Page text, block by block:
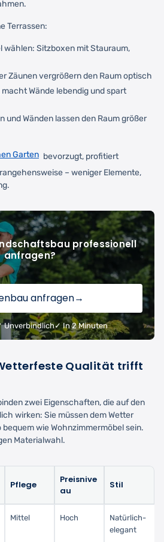
Terrassen:
wählen: Sitzboxen mit Stauraum,
Zäunen vergrößern den Raum optisch
Wände lebendig und spart
und Wänden lassen den Raum größer
Garten bevorzugt, profitiert
– weniger Elemente,
professionell
anfragen?
anfragen→
Unverbindlich✓ In 2 Minuten
Qualität trifft
zwei Eigenschaften, die auf den
wirken: Sie müssen dem Wetter
wie Wohnzimmermöbel sein.
Materialwahl.
Pflege
Preisnive
au
Stil
Mittel Hoch
Natürlich-
elegant